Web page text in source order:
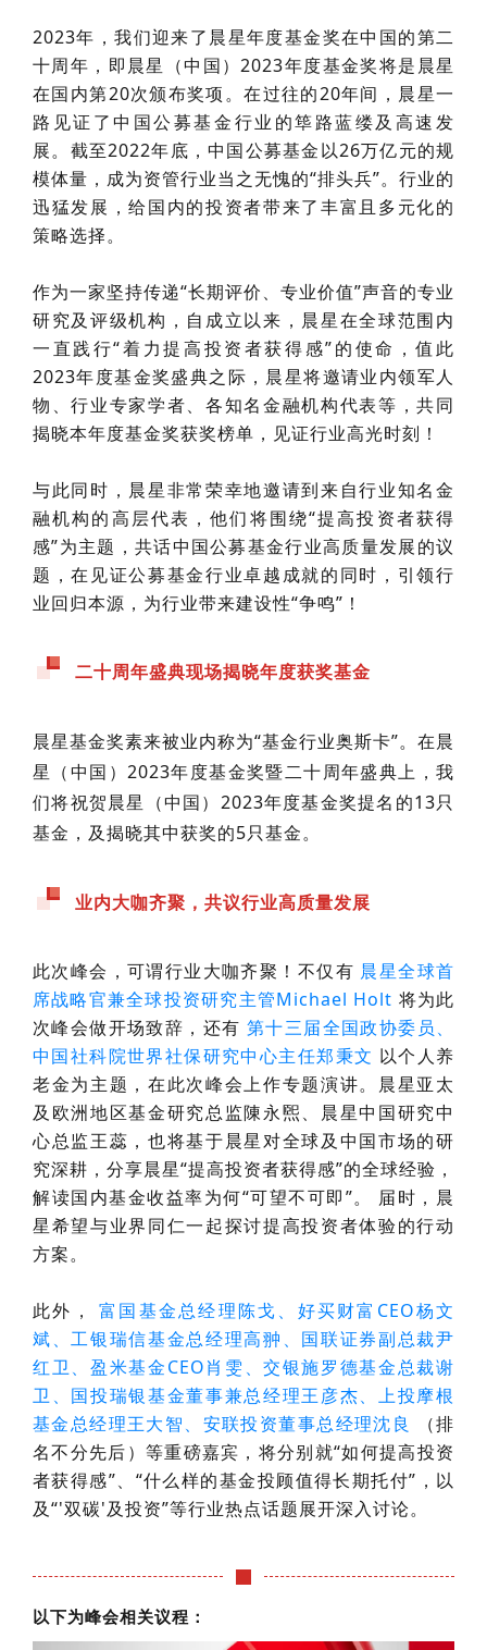
2023年，我们迎来了晨星年度基金奖在中国的第二
十周年，即晨星（中国）2023年度基金奖将是晨星
在国内第20次颁布奖项。在过往的20年间，晨星一
路见证了中国公募基金行业的筚路蓝缕及高速发
展。截至2022年底，中国公募基金以26万亿元的规
模体量，成为资管行业当之无愧的“排头兵”。行业的
迅猛发展，给国内的投资者带来了丰富且多元化的
策略选择。
作为一家坚持传递“长期评价、专业价值”声音的专业
研究及评级机构，自成立以来，晨星在全球范围内
一直践行“着力提高投资者获得感”的使命，值此
2023年度基金奖盛典之际，晨星将邀请业内领军人
物、行业专家学者、各知名金融机构代表等，共同
揭晓本年度基金奖获奖榜单，见证行业高光时刻！
与此同时，晨星非常荣幸地邀请到来自行业知名金
融机构的高层代表，他们将围绕“提高投资者获得
感”为主题，共话中国公募基金行业高质量发展的议
题，在见证公募基金行业卓越成就的同时，引领行
业回归本源，为行业带来建设性“争鸣”！
二十周年盛典现场揭晓年度获奖基金
晨星基金奖素来被业内称为“基金行业奥斯卡”。在晨
星（中国）2023年度基金奖暨二十周年盛典上，我
们将祝贺晨星（中国）2023年度基金奖提名的13只
基金，及揭晓其中获奖的5只基金。
业内大咖齐聚，共议行业高质量发展
此次峰会，可谓行业大咖齐聚！不仅有 晨星全球首
席战略官兼全球投资研究主管Michael Holt 将为此
次峰会做开场致辞，还有 第十三届全国政协委员、
中国社科院世界社保研究中心主任郑秉文 以个人养
老金为主题，在此次峰会上作专题演讲。晨星亚太
及欧洲地区基金研究总监陳永煕、晨星中国研究中
心总监王蕊，也将基于晨星对全球及中国市场的研
究深耕，分享晨星“提高投资者获得感”的全球经验，
解读国内基金收益率为何“可望不可即”。 届时， 晨
星希望与业界同仁一起探讨提高投资者体验的行动
方案。
此外，
富国基金总经理陈戈、好买财富CEO杨文
斌、工银瑞信基金总经理高翀、国联证券副总裁尹
红卫、盈米基金CEO肖雯、交银施罗德基金总裁谢
卫、国投瑞银基金董事兼总经理王彦杰、上投摩根
基金总经理王大智、安联投资董事总经理沈良
（排
名不分先后）等重磅嘉宾，将分别就“如何提高投资
者获得感”、“什么样的基金投顾值得长期托付”，以
及“'双碳'及投资”等行业热点话题展开深入讨论。
以下为峰会相关议程：